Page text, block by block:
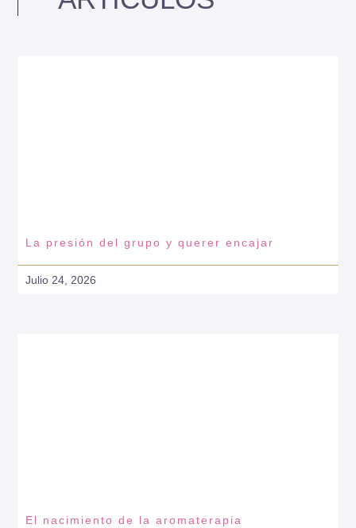
La presión del grupo y querer encajar
Julio 24, 2026
El nacimiento de la aromaterapia